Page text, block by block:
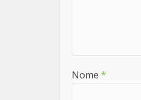
Nome *